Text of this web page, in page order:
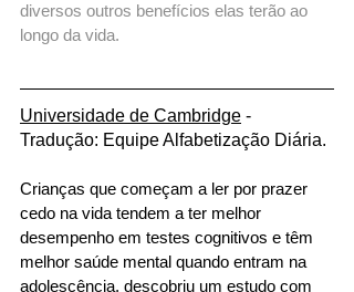
diversos outros benefícios elas terão ao
longo da vida.
Universidade de Cambridge -
Tradução: Equipe Alfabetização Diária.
Crianças que começam a ler por prazer
cedo na vida tendem a ter melhor
desempenho em testes cognitivos e têm
melhor saúde mental quando entram na
adolescência, descobriu um estudo com